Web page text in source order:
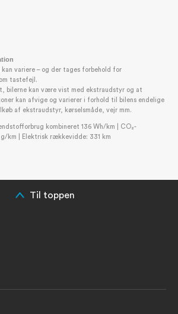
kan variere – og der tages forbehold for
tastefejl.
bilerne kan være vist med ekstraudstyr og at
kan afvige og varierer i forhold til bilens endelige
af ekstraudstyr, kørselsmåde, vejr mm.
kombineret 136 Wh/km | CO₂-
g/km | Elektrisk rækkevidde: 331 km
Til toppen